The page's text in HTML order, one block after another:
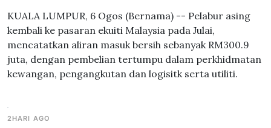
KUALA LUMPUR, 6 Ogos (Bernama) -- Pelabur asing
kembali ke pasaran ekuiti Malaysia pada Julai,
mencatatkan aliran masuk bersih sebanyak RM300.9
juta, dengan pembelian tertumpu dalam perkhidmatan
kewangan, pengangkutan dan logisitk serta utiliti.
2HARI AGO